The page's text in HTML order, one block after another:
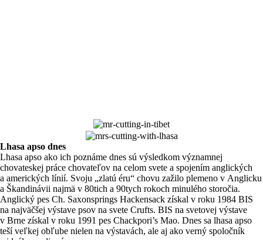
Lhasa apso dnes
Lhasa apso ako ich poznáme dnes sú výsledkom významnej
chovateskej práce chovateľov na celom svete a spojením anglických
a amerických línií. Svoju „zlatú éru“ chovu zažilo plemeno v Anglicku
a Škandinávii najmä v 80tich a 90tych rokoch minulého storočia.
Anglický pes Ch. Saxonsprings Hackensack získal v roku 1984 BIS
na najväčšej výstave psov na svete Crufts. BIS na svetovej výstave
v Brne získal v roku 1991 pes Chackpori’s Mao. Dnes sa lhasa apso
teší veľkej obľube nielen na výstavách, ale aj ako verný spoločník